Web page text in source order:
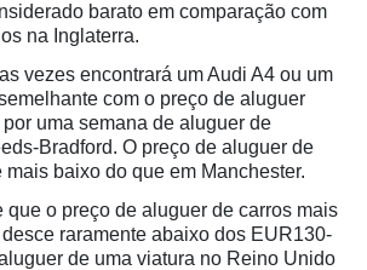
barato em comparação com
na Inglaterra.
vezes encontrará um Audi A4 ou um
com o preço de aluguer
uma semana de aluguer de
Bradford. O preço de aluguer de
mais baixo do que em Manchester.
que o preço de aluguer de carros mais
raramente abaixo dos EUR130-
de uma viatura no Reino Unido